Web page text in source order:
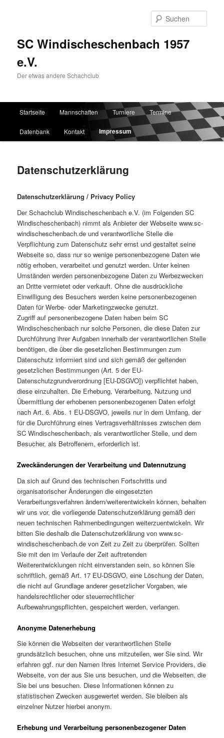
SC Windischeschenbach 1957
e.V.
Der etwas andere Schachclub
Zum Inhalt wechseln
Zum sekundären Inhalt wechseln
Startseite Mannschaften Turniere Termine
Datenbank Kontakt Impressum
Datenschutzerklärung
Datenschutzerklärung / Privacy Policy
Der Schachclub Windischeschenbach e.V. (im Folgenden SC
Windischeschenbach) nimmt als Anbieter der Webseite www.sc-
windischeschenbach.de und verantwortliche Stelle die
Verpflichtung zum Datenschutz sehr ernst und gestaltet seine
Webseite so, dass nur so wenige personenbezogene Daten wie
nötig erhoben, verarbeitet und genutzt werden. Unter keinen
Umständen werden personenbezogene Daten zu Werbezwecken
an Dritte vermietet oder verkauft. Ohne die ausdrückliche
Einwilligung des Besuchers werden keine personenbezogenen
Daten für Werbe- oder Marketingzwecke genutzt.
Zugriff auf personenbezogene Daten haben beim SC
Windischeschenbach nur solche Personen, die diese Daten zur
Durchführung ihrer Aufgaben innerhalb der verantwortlichen Stelle
benötigen, die über die gesetzlichen Bestimmungen zum
Datenschutz informiert sind und sich gemäß der geltenden
gesetzlichen Bestimmungen (Art. 5 der EU-
Datenschutzgrundverordnung [EU-DSGVO]) verpflichtet haben,
diese einzuhalten. Die Erhebung, Verarbeitung, Nutzung und
Übermittlung der erhobenen personenbezogenen Daten erfolgt
nach Art. 6. Abs. 1 EU-DSGVO, jeweils nur in dem Umfang, der
für die Durchführung eines Vertragsverhältnisses zwischen dem
SC Windischeschenbach, als verantwortlicher Stelle, und dem
Besucher, als Betroffenem, erforderlich ist.
Zweckänderungen der Verarbeitung und Datennutzung
Da sich auf Grund des technischen Fortschritts und
organisatorischer Änderungen die eingesetzten
Verarbeitungsverfahren ändern/weiterentwickeln können, behalten
wir uns vor, die vorliegende Datenschutzerklärung gemäß den
neuen technischen Rahmenbedingungen weiterzuentwickeln. Wir
bitten Sie deshalb die Datenschutzerklärung von www.sc-
windischeschenbach.de von Zeit zu Zeit zu überprüfen. Sollten
Sie mit den im Verlaufe der Zeit auftretenden
Weiterentwicklungen nicht einverstanden sein, so können Sie
schriftlich, gemäß Art. 17 EU-DSGVO, eine Löschung der Daten,
die nicht auf Grundlage anderer gesetzlicher Vorgaben, wie
handelsrechtlicher oder steuerrechtlicher
Aufbewahrungspflichten, gespeichert werden, verlangen.
Anonyme Datenerhebung
Sie können die Webseiten der verantwortlichen Stelle
grundsätzlich besuchen, ohne uns mitzuteilen, wer Sie sind. Wir
erfahren ggf. nur den Namen Ihres Internet Service Providers, die
Webseite, von der aus Sie uns besuchen, und die Webseiten, die
Sie bei uns besuchen. Diese Informationen können zu
statistischen Zwecken ausgewertet werden. Sie bleiben als
einzelner Nutzer hierbei anonym.
Erhebung und Verarbeitung personenbezogener Daten